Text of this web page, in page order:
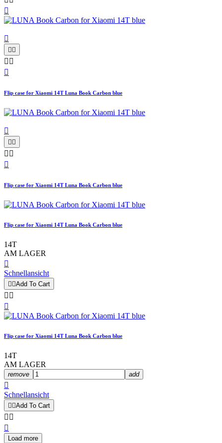


 
 

Flip case for Xiaomi 14T Luna Book Carbon blue

 
 

Flip case for Xiaomi 14T Luna Book Carbon blue
Flip case for Xiaomi 14T Luna Book Carbon blue
14T
AM LAGER

Schnellansicht
 Add To Cart
 

Flip case for Xiaomi 14T Luna Book Carbon blue
14T
AM LAGER
remove add

Schnellansicht
 Add To Cart
 

Load more